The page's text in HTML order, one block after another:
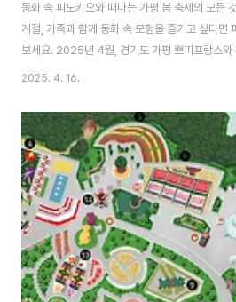
동화 속 피노키오와 떠나는 가평 봄 축제의 모든
계절, 가족과 함께 동화 속 모험을 즐기고 싶다면
보세요. 2025년 4월, 경기도 가평 쁘띠프랑스와
이번 축제는 남녀노소 모두에게 사랑받는 피노키
에 어울리는 체험형 프로그램과 이국적인 풍경으
을 받아왔습니다. 이번 포스팅에서는 피노키오
장소 정보부터 입장료와 추천 대상까지 축제를 알
를 자세히 알려드립니다. 봄의 설렘과 동화적 감
노키오 페스티벌로 지금 함께 떠나볼..
2025. 4. 16.